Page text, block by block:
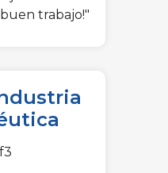
trabajo!"